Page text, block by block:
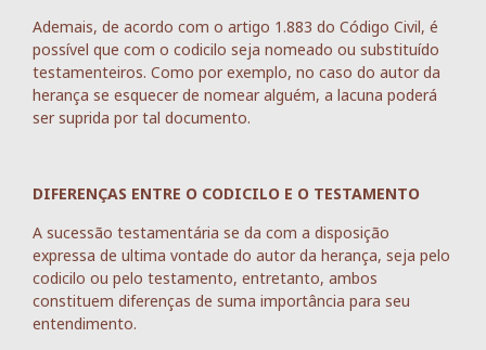
Ademais, de acordo com o artigo 1.883 do Código Civil, é
possível que com o codicilo seja nomeado ou substituído
testamenteiros. Como por exemplo, no caso do autor da
herança se esquecer de nomear alguém, a lacuna poderá
ser suprida por tal documento.
DIFERENÇAS ENTRE O CODICILO E O TESTAMENTO
A sucessão testamentária se da com a disposição
expressa de ultima vontade do autor da herança, seja pelo
codicilo ou pelo testamento, entretanto, ambos
constituem diferenças de suma importância para seu
entendimento.